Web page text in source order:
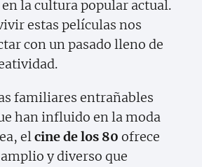
la cultura popular actual.
estas películas nos
con un pasado lleno de
familiares entrañables
han influido en la moda
elcine de los 80 ofrece
y diverso que